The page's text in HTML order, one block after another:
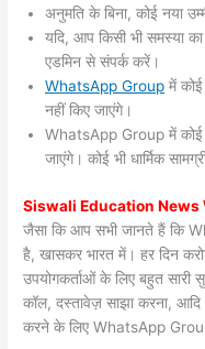
अनुमति के बिना, कोई नया
यदि, आप किसी भी समस्या
एडमिन से संपर्क करें।
WhatsApp Group में कोई
नहीं किए जाएंगे।
WhatsApp Group में कोई
जाएंगे। कोई भी धार्मिक
SiswaliEducation
जैसा कि आप सभी जानते हैं कि
है, खासकर भारत में। हर दिन
उपयोगकर्ताओं के लिए बहुत सारी
कॉल, दस्तावेज़ साझा करना,
करने के लिए WhatsApp